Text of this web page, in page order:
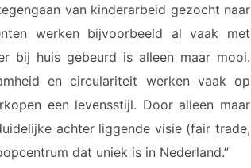
van kinderarbeid gezocht naar
werken bijvoorbeeld al vaak met
bij huis gebeurd is alleen maar mooi.
en circulariteit werken vaak op
een levensstijl. Door alleen maar
achter liggende visie (fair trade,
dat uniek is in Nederland.”